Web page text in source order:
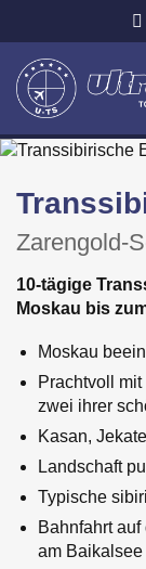
Startseite
News
Über uns
UTS-Beirat
Unsere
Philosophie
Chronik
Soziale
Reiseziele
Lateinamerika
Europa
Afrika
Mittlerer Osten
Städtereisen
Zarengold-
10-tägige
Moskau bis
Moskau
Prachtvoll
zwei ihrer
Kasan,
Landschaft
Typische
Bahnfahrt
am Baikalsee